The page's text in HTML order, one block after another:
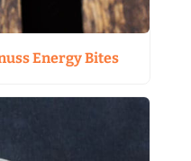
Energy Bites